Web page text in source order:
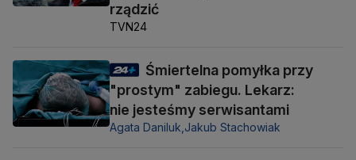
rządzić
TVN24
Śmiertelna pomyłka przy
"prostym" zabiegu. Lekarz:
nie jesteśmy serwisantami
Agata Daniluk, Jakub Stachowiak